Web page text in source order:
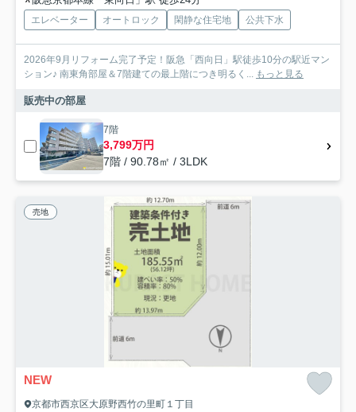
エレベーター オートロック 閑静な住宅地 公共下水
2026年9月リフォーム完了予定！阪急「西向日」駅徒歩10分の駅近マン
ション♪ 南東角部屋＆7階建ての最上階につき明るく... もっと見る
販売中の部屋
7階
3,799万円
7階 / 90.78㎡ / 3LDK
売地
NEW
京都市西京区大原野西竹の里町１丁目